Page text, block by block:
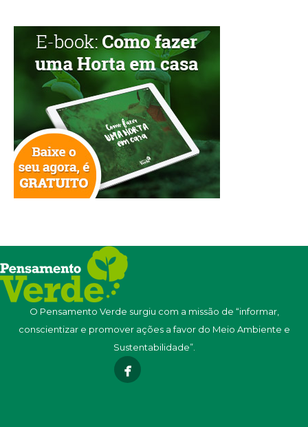
O Pensamento Verde surgiu com a missão de “informar,
conscientizar e promover ações a favor do Meio Ambiente e
Sustentabilidade”.